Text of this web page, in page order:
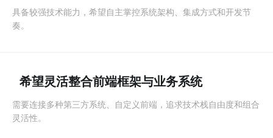
具备较强技术能力，希望自主掌控系统架构、集成方式和开发节
奏。
希望灵活整合前端框架与业务系统
需要连接多种第三方系统、自定义前端，追求技术栈自由度和组合
灵活性。